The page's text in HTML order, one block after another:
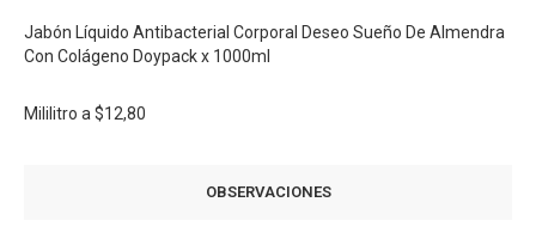
Jabón Líquido Antibacterial Corporal Deseo Sueño De Almendra
Con Colágeno Doypack x 1000ml
Mililitro a $12,80
OBSERVACIONES